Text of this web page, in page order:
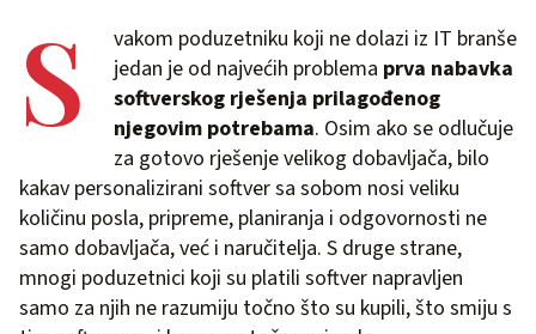
S
vakom poduzetniku koji ne dolazi iz IT branše
jedan je od najvećih problema prva nabavka
softverskog rješenja prilagođenog
njegovim potrebama. Osim ako se odlučuje
za gotovo rješenje velikog dobavljača, bilo
kakav personalizirani softver sa sobom nosi veliku
količinu posla, pripreme, planiranja i odgovornosti ne
samo dobavljača, već i naručitelja. S druge strane,
mnogi poduzetnici koji su platili softver napravljen
samo za njih ne razumiju točno što su kupili, što smiju s